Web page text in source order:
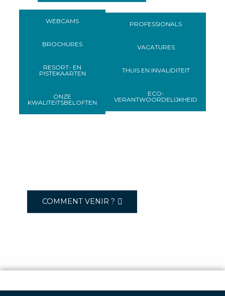
WEBCAMS
BROCHURES
RESORT- EN
PISTEKAARTEN
ONZE
KWALITEITSBELOFTEN
PROFESSIONALS
VACATURES
THUIS EN INVALIDITEIT
ECO-
VERANTWOORDELIJKHEID
COMMENT VENIR ?